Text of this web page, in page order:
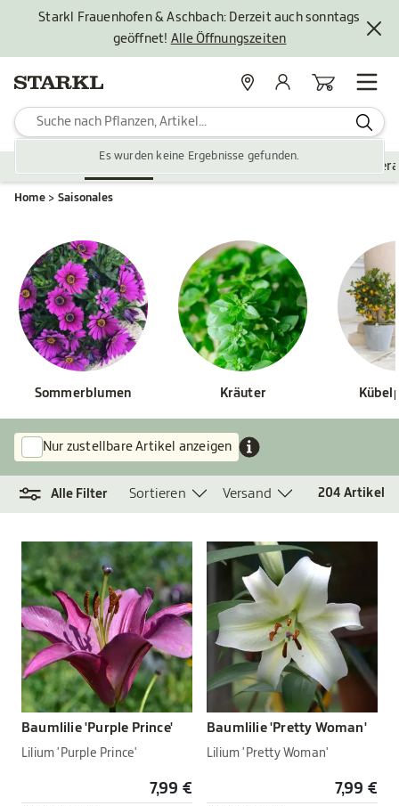
Starkl Frauenhofen & Aschbach: Derzeit auch sonntags
geöffnet! Alle Öffnungszeiten
Es wurden keine Ergebnisse gefunden.
StandorteMein KontoWarenkorb
Zubehör Gartengestaltung
Home Saisonales
Sommerblumen Kräuter
Nur zustellbare Artikel anzeigen
Alle Filter Sortieren Versand 204 Artikel
Baumlilie 'Purple Prince'
Lilium 'Purple Prince'
7,99 €
Baumlilie 'Pretty Woman'
Lilium 'Pretty Woman'
7,99 €